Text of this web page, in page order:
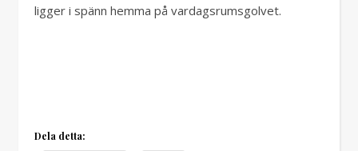
ligger i spänn hemma på vardagsrumsgolvet.
Dela detta: